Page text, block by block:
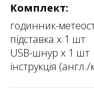
Комплект:
годинник-
підставка х 1 шт
USB-шнур х 1 шт
інструкція